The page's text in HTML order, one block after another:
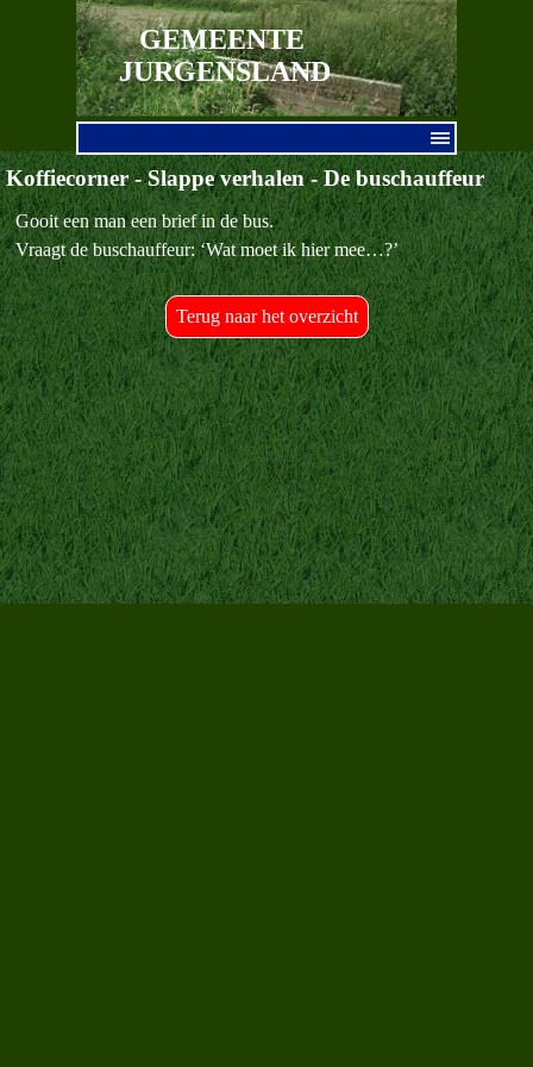
Ga naar de inhoud
GEMEENTE
JURGENSLAND
Koffiecorner - Slappe verhalen - De buschauffeur
Gooit een man een brief in de bus.
Vraagt de buschauffeur: ‘Wat moet ik hier mee…?’
Terug naar het overzicht